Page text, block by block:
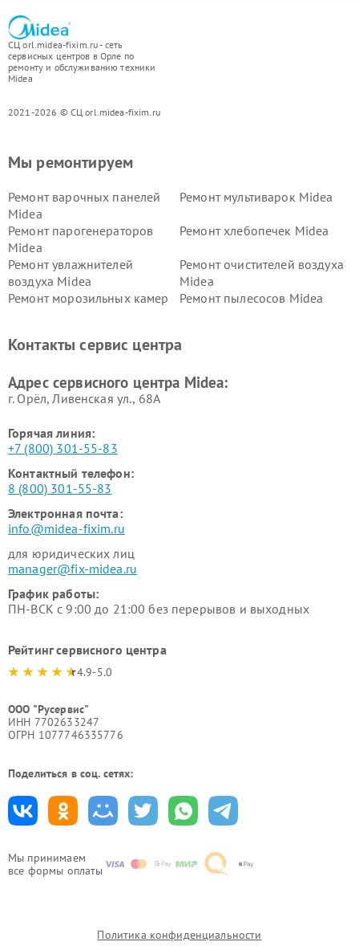
СЦ orl.midea-fixim.ru - сеть
сервисных центров в Орле по
ремонту и обслуживанию техники
Midea
2021-2026 © СЦ orl.midea-fixim.ru
Мы принимаем
все формы оплаты
Мы ремонтируем
Ремонт варочных панелей
Midea
Ремонт мультиварок Midea
Ремонт парогенераторов
Midea
Ремонт хлебопечек Midea
Ремонт увлажнителей
воздуха Midea
Ремонт очистителей воздуха
Midea
Ремонт морозильных камер
Ремонт пылесосов Midea
пылесосов Midea
Midea
Контакты сервис центра
Адрес сервисного центра Midea:
г. Орёл, Ливенская ул., 68А
Горячая линия:
+7 (800) 301-55-83
Контактный телефон:
8 (800) 301-55-83
Электронная почта:
info@midea-fixim.ru
для юридических лиц
manager@fix-midea.ru
График работы:
ПН-ВСК с 9:00 до 21:00 без перерывов и выходных
Рейтинг сервисного центра
4.9-5.0
ООО "Русервис"
ИНН 7702633247
ОГРН 1077746335776
Поделиться в соц. сетях:
Политика конфиденциальности